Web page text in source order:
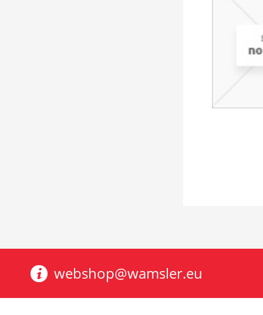
webshop@wamsler.eu